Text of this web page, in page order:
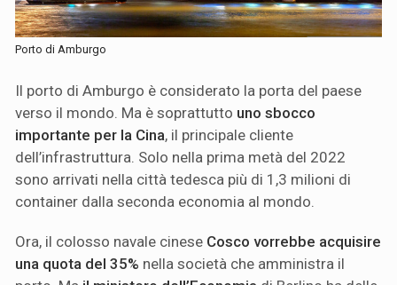
Porto di Amburgo
Il porto di Amburgo è considerato la porta del paese
verso il mondo. Ma è soprattutto uno sbocco
importante per la Cina, il principale cliente
dell’infrastruttura. Solo nella prima metà del 2022
sono arrivati ​​nella città tedesca più di 1,3 milioni di
container dalla seconda economia al mondo.
Ora, il colosso navale cinese Cosco vorrebbe acquisire
una quota del 35% nella società che amministra il